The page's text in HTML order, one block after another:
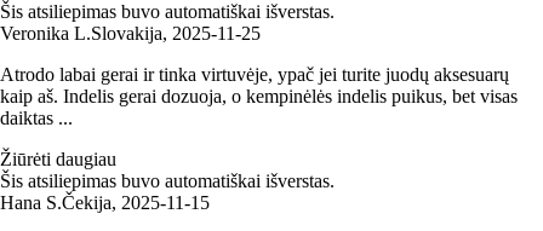
Šis atsiliepimas buvo automatiškai išverstas.
Veronika L.Slovakija, 2025‑11‑25
Atrodo labai gerai ir tinka virtuvėje, ypač jei turite juodų aksesuarų
kaip aš. Indelis gerai dozuoja, o kempinėlės indelis puikus, bet visas
daiktas ...
Žiūrėti daugiau
Šis atsiliepimas buvo automatiškai išverstas.
Hana S.Čekija, 2025‑11‑15